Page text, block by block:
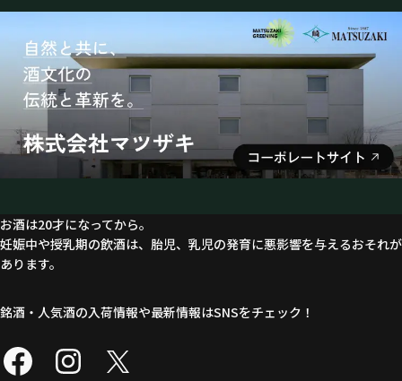
お酒は20才になってから。
妊娠中や授乳期の飲酒は、胎児、乳児の発育に悪影響を与えるおそれが
あります。
銘酒・人気酒の入荷情報や最新情報はSNSをチェック！